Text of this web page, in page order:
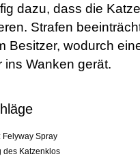
dazu, dass die
Strafen
Besitzer, wodurch
ins Wanken gerät.
Felyway Spray
des Katzenklos